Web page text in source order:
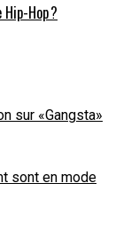
Hop ?
sur «Gangsta»
sont en mode